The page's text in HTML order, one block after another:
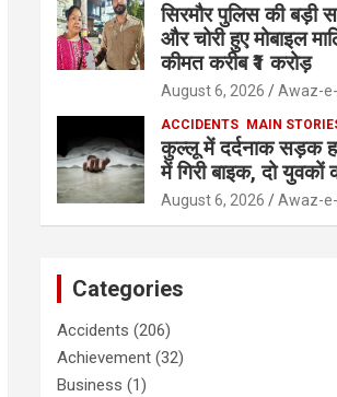
सिरमौर पुलिस की
और चोरी हुए मोबाइल
कीमत करीब ₹1 करोड़
August 6, 2026 Awaz-
ACCIDENTS MAIN
कुल्लू में दर्दनाक सड़क
में गिरी बाइक, दो युवकों
August 6, 2026 Awaz-
Categories
Accidents (206)
Achievement (32)
Business (1)